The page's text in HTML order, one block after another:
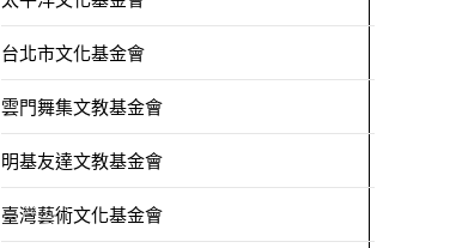
台北市文化基金會
雲門舞集文教基金會
明基友達文教基金會
臺灣藝術文化基金會